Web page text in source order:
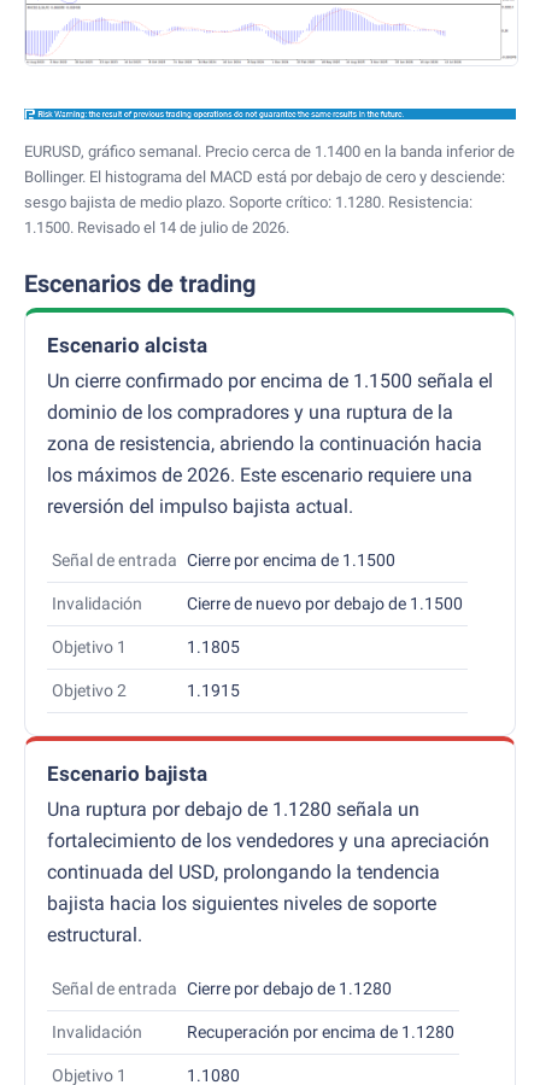
EURUSD, gráfico semanal. Precio cerca de 1.1400 en la banda inferior de
Bollinger. El histograma del MACD está por debajo de cero y desciende:
sesgo bajista de medio plazo. Soporte crítico: 1.1280. Resistencia:
1.1500. Revisado el 14 de julio de 2026.
Escenarios de trading
Escenario alcista
Un cierre confirmado por encima de 1.1500 señala el
dominio de los compradores y una ruptura de la
zona de resistencia, abriendo la continuación hacia
los máximos de 2026. Este escenario requiere una
reversión del impulso bajista actual.
Señal de entrada Cierre por encima de 1.1500
Invalidación Cierre de nuevo por debajo de 1.1500
Objetivo 1 1.1805
Objetivo 2 1.1915
Escenario bajista
Una ruptura por debajo de 1.1280 señala un
fortalecimiento de los vendedores y una apreciación
continuada del USD, prolongando la tendencia
bajista hacia los siguientes niveles de soporte
estructural.
Señal de entrada Cierre por debajo de 1.1280
Invalidación Recuperación por encima de 1.1280
Objetivo 1 1.1080